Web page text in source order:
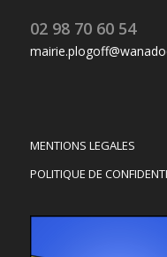
02 98 70 60 54
MENTIONS LEGALES
POLITIQUE DE